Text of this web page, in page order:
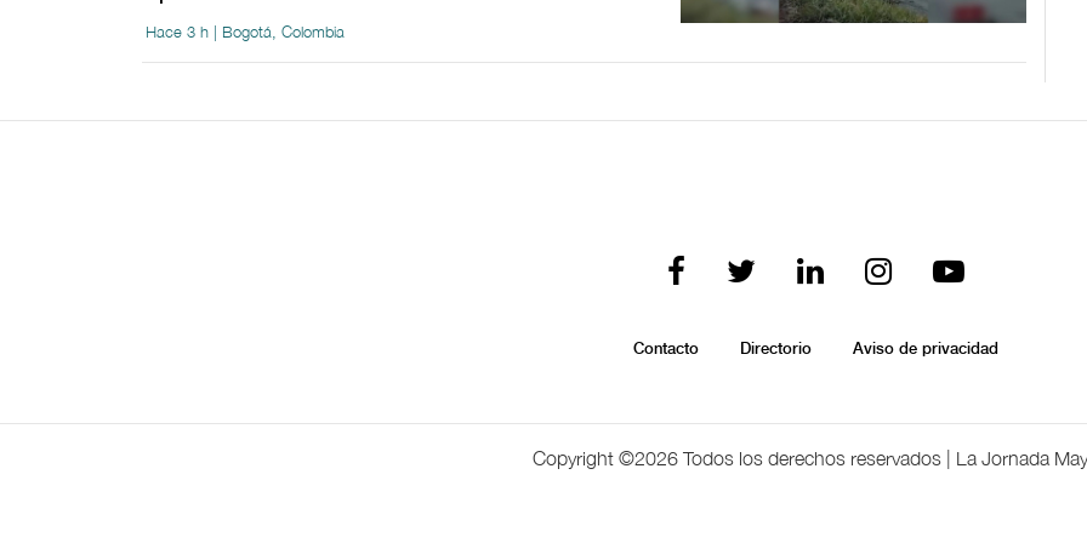
Hace 3 h | Bogotá, Colombia
Contacto Directorio Aviso de privacidad
Copyright ©2026 Todos los derechos reservados | La Jornada